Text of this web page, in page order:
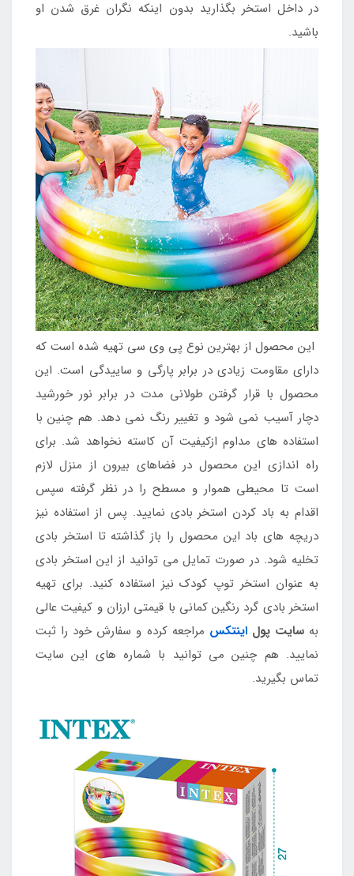
در داخل استخر بگذارید بدون اینکه نگران غرق شدن او
باشید.
این محصول از بهترین نوع پی وی سی تهیه شده است که
دارای مقاومت زیادی در برابر پارگی و ساییدگی است. این
محصول با قرار گرفتن طولانی مدت در برابر نور خورشید
دچار آسیب نمی شود و تغییر رنگ نمی دهد. هم چنین با
استفاده های مداوم ازکیفیت آن کاسته نخواهد شد. برای
راه اندازی این محصول در فضاهای بیرون از منزل لازم
است تا محیطی هموار و مسطح را در نظر گرفته سپس
اقدام به باد کردن استخر بادی نمایید. پس از استفاده نیز
دریچه های باد این محصول را باز گذاشته تا استخر بادی
تخلیه شود. در صورت تمایل می توانید از این استخر بادی
به عنوان استخر توپ کودک نیز استفاده کنید. برای تهیه
استخر بادی گرد رنگین کمانی با قیمتی ارزان و کیفیت عالی
بهسایت پولاینتکس مراجعه کرده و سفارش خود را ثبت
نمایید. هم چنین می توانید با شماره های این سایت
تماس بگیرید.